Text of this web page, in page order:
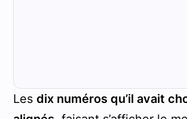
Les dix numéros qu’il avait